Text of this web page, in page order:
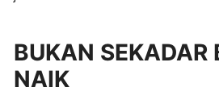
BUKAN SEKADAR
NAIK